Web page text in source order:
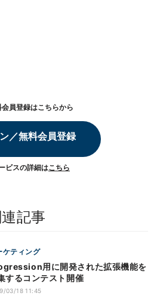
員登録はこちらから
／無料会員登録
ビスの詳細はこちら
記事
ケティング
用に開発された拡張機能を
するコンテスト開催
03/18 11:45